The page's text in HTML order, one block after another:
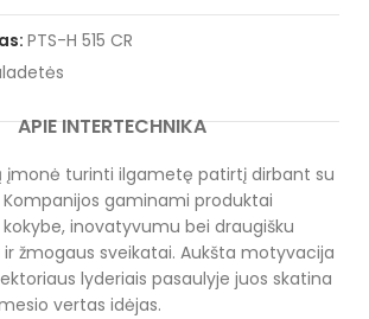
PTS-H 515 CR
APIE INTERTECHNIKA
įmonė turinti ilgametę patirtį dirbant su
gaminami produktai
inovatyvumu bei draugišku
žmogaus sveikatai. Aukšta motyvacija
lyderiais pasaulyje juos skatina
vertas idėjas.